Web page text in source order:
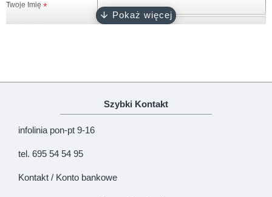
napy bezniklowe
Twoje Imię
Twoja opinia
ZłaSzybki Kontakt
infolinia pon-pt 9-16
tel. 695 54 54 95
Kontakt / Konto bankowe